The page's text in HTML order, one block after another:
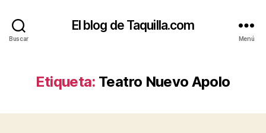
Buscar
El blog de Taquilla.com
Menú
Etiqueta: Teatro Nuevo Apolo